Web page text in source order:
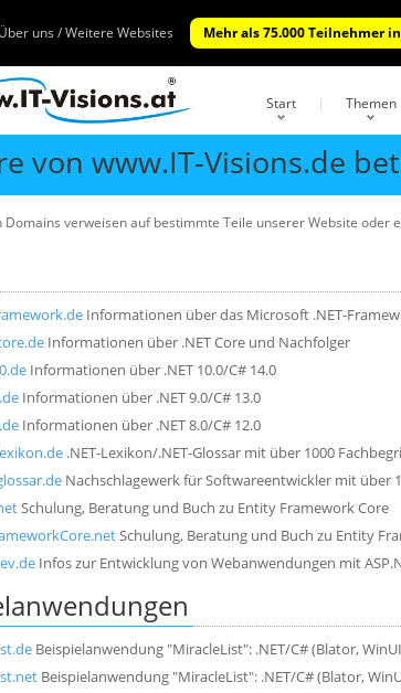
Über uns / Weitere Websites Mehr als 75.000 Teilnehmer
Start Themen
von www.IT-Visions.de
Domains verweisen auf bestimmte Teile unserer Website oder
Informationen über das Microsoft .NET-
Informationen über .NET Core und Nachfolger
Informationen über .NET 10.0/C# 14.0
Informationen über .NET 9.0/C# 13.0
Informationen über .NET 8.0/C# 12.0
.NET-Lexikon/.NET-Glossar mit über 1000
Nachschlagewerk für Softwareentwickler mit über
Schulung, Beratung und Buch zu Entity Framework Core
Schulung, Beratung und Buch zu Entity
Infos zur Entwicklung von Webanwendungen mit
Beispielanwendung "MiracleList": .NET/C# (Blator,
Beispielanwendung "MiracleList": .NET/C# (Blator,